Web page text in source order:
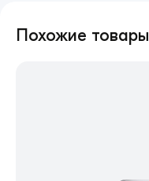
Похожие товары